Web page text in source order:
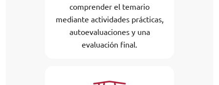
comprender el temario
mediante actividades prácticas,
autoevaluaciones y una
evaluación final.